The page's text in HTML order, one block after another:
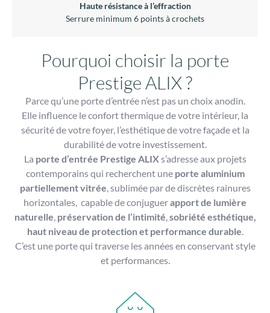
Haute résistance à l’effraction
Serrure minimum 6 points à crochets
Pourquoi choisir la porte
Prestige ALIX ?
Parce qu’une porte d’entrée n’est pas un choix anodin.
Elle influence le confort thermique de votre intérieur, la
sécurité de votre foyer, l’esthétique de votre façade et la
durabilité de votre investissement.
La porte d’entrée Prestige ALIXs’adresse aux projets
contemporains qui recherchent une porte aluminium
partiellement vitrée, sublimée par de discrètes rainures
horizontales, capable de conjuguerapport de lumière
naturelle, préservation de l’intimité,sobriété esthétique,
haut niveau de protection et performance durable.
C’est une porte qui traverse les années en conservant style
et performances.